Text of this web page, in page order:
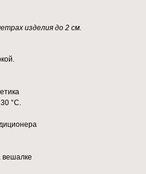
изделия до 2 см.
°C.
вешалке